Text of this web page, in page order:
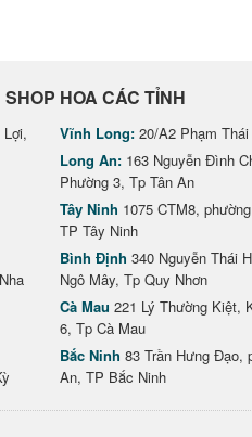
SHOP HOA CÁC TỈNH
Vĩnh Long: 20/A2 Phạm
Long An: 163 Nguyễn Đình
Phường 3, Tp Tân An
Tây Ninh 1075 CTM8,
TP Tây Ninh
Bình Định 340 Nguyễn Thái
Ngô Mây, Tp Quy Nhơn
Cà Mau 221 Lý Thường Kiệt,
6, Tp Cà Mau
Bắc Ninh 83 Trần Hưng Đạo,
An, TP Bắc Ninh